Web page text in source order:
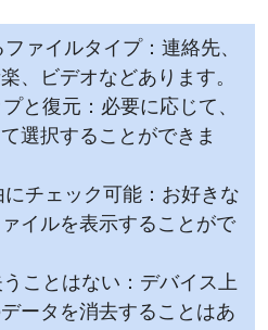
ァイルタイプ：連絡先、
、ビデオなどあります。
と復元：必要に応じて、
選択することができま
チェック可能：お好きな
イルを表示することがで
ことはない：デバイス上
ータを消去することはあ